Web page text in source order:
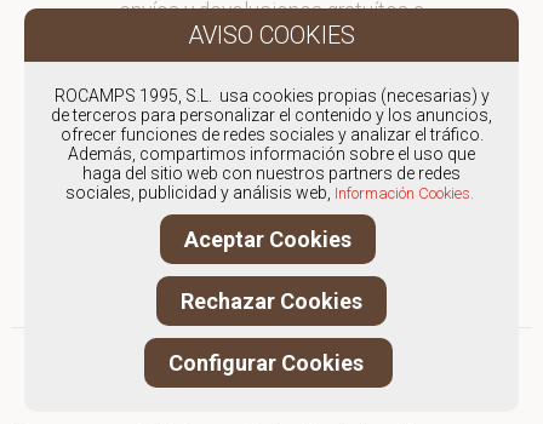
envíos y devoluciones gratuítos a
Península y Baleares, para otros
destinos consultar
en comercial@fontpell.com.
Los envíos a Ciudad Real
gestionados entre semana se
entregarán en menos de 48 horas;
los pedidos realizados en fin de
semana, el producto se enviará a
partir del lunes.
ROCAMPS 1995, S.L. usa cookies propias (necesarias) y
de terceros para personalizar el contenido y los anuncios,
ofrecer funciones de redes sociales y analizar el tráfico.
Además, compartimos información sobre el uso que
haga del sitio web con nuestros partners de redes
sociales, publicidad y análisis web, Información Cookies.
Aceptar Cookies
Rechazar Cookies
Configurar Cookies